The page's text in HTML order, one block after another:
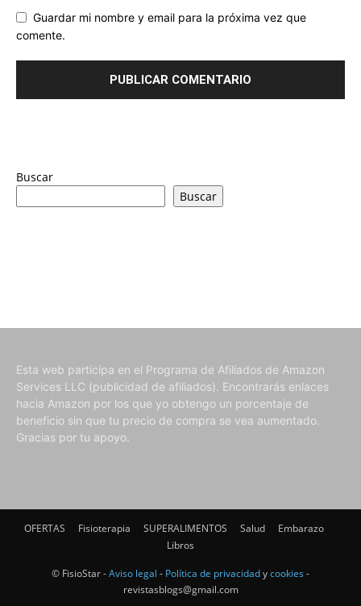
Guardar mi nombre y email para la próxima vez que
comente.
Buscar
Buscar
Esta web participa en el Programa de Afiliados de Amazon
Services LLC (publicidad de afiliados). Encontrarás enlaces
hacia Amazon por los que yo obtengo un porcentaje de
beneficio sin que tu precio de compra se vea aumentado.
Gracias por tu apoyo.
OFERTAS Fisioterapia SUPERALIMENTOS Salud
Embarazo
Libros
© FisioStar -Aviso legal - Política de privacidadycookies -
revistasblogs@gmail.com